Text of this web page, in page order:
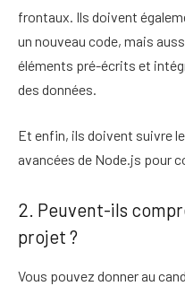
frontaux. Ils doivent
un nouveau code, mais
éléments pré-écrits et
des données.
Et enfin, ils doivent suivre
avancées de Node.js pour
2. Peuvent-ils
projet ?
Vous pouvez donner au